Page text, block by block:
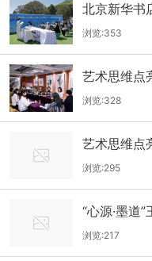
北京新华书
圆满落幕
浏览:353
艺术思维点
四期读书会
浏览:328
艺术思维点
四期读书会
浏览:295
“心源·墨道
在甘肃美术
浏览:217